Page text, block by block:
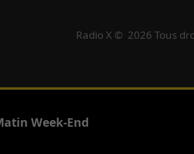
Radio X © 2026 Tous
Week-End